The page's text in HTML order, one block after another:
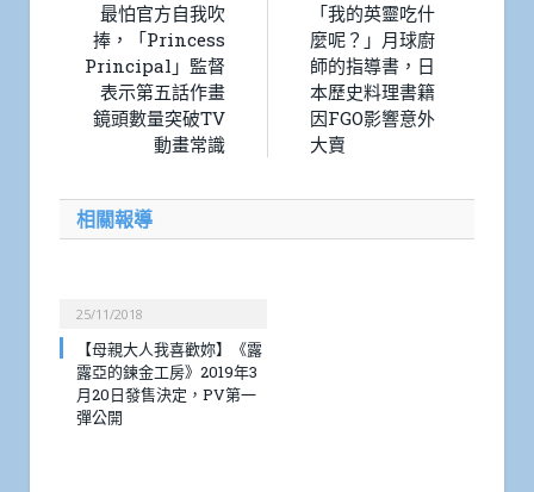
最怕官方自我吹
捧，「Princess
Principal」監督
表示第五話作畫
鏡頭數量突破TV
動畫常識
「我的英靈吃什
麼呢？」月球廚
師的指導書，日
本歷史料理書籍
因FGO影響意外
大賣
相關報導
25/11/2018
【母親大人我喜歡妳】《露
露亞的鍊金工房》2019年3
月20日發售決定，PV第一
彈公開